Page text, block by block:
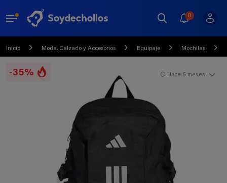
0
Inicio Moda, Calzado y Accesorios Equipaje Mochilas
-35% Hace 5 meses